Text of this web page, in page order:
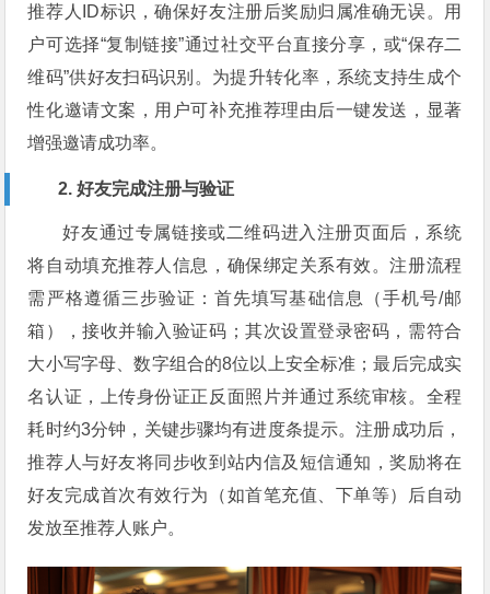
推荐人ID标识，确保好友注册后奖励归属准确无误。用
户可选择“复制链接”通过社交平台直接分享，或“保存二
维码”供好友扫码识别。为提升转化率，系统支持生成个
性化邀请文案，用户可补充推荐理由后一键发送，显著
增强邀请成功率。
2. 好友完成注册与验证
好友通过专属链接或二维码进入注册页面后，系统
将自动填充推荐人信息，确保绑定关系有效。注册流程
需严格遵循三步验证：首先填写基础信息（手机号/邮
箱），接收并输入验证码；其次设置登录密码，需符合
大小写字母、数字组合的8位以上安全标准；最后完成实
名认证，上传身份证正反面照片并通过系统审核。全程
耗时约3分钟，关键步骤均有进度条提示。注册成功后，
推荐人与好友将同步收到站内信及短信通知，奖励将在
好友完成首次有效行为（如首笔充值、下单等）后自动
发放至推荐人账户。